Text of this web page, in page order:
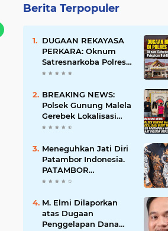
Berita Terpopuler
DUGAAN REKAYASA
PERKARA: Oknum
Satresnarkoba Polres
Bengkalis Diduga
Hingga Paksa Warga
Hadir di TKP
BREAKING NEWS:
Polsek Gunung Malela
Gerebek Lokalisasi
Bukit Maraja, Dua
Saat Diciduk Bersama
Sabu
Meneguhkan Jati Diri
Patambor Indonesia.
PATAMBOR
INDONESIA Akan
Jakarta.
M. Elmi Dilaporkan
atas Dugaan
Penggelapan Dana